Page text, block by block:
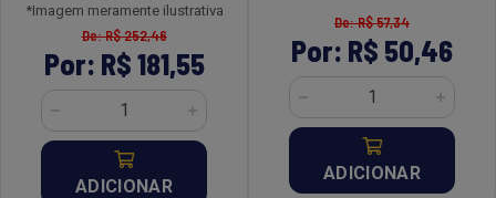
*Imagem meramente ilustrativa
De: R$ 252,46
Por: R$ 181,55
ADICIONAR
De: R$ 57,34
Por: R$ 50,46
ADICIONAR